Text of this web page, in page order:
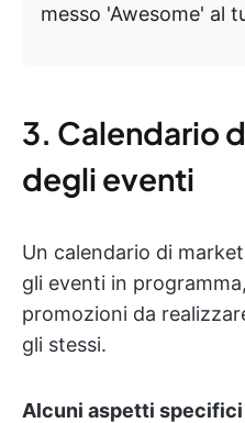
messo 'Awesome' al
3. Calendario
degli eventi
Un calendario di
gli eventi in
promozioni da
gli stessi.
Alcuni aspetti specifici